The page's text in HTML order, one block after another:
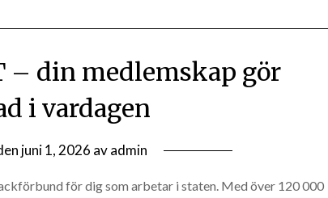
– din medlemskap gör
i vardagen
juni 1, 2026 avadmin
för dig som arbetar i staten. Med över 120 000